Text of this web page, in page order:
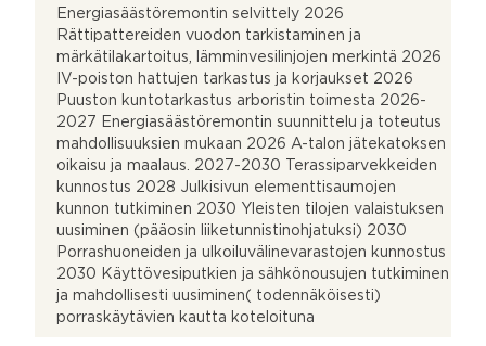
Energiasäästöremontin selvittely 2026
Rättipattereiden vuodon tarkistaminen ja
märkätilakartoitus, lämminvesilinjojen merkintä 2026
IV-poiston hattujen tarkastus ja korjaukset 2026
Puuston kuntotarkastus arboristin toimesta 2026-
2027 Energiasäästöremontin suunnittelu ja toteutus
mahdollisuuksien mukaan 2026 A-talon jätekatoksen
oikaisu ja maalaus. 2027-2030 Terassiparvekkeiden
kunnostus 2028 Julkisivun elementtisaumojen
kunnon tutkiminen 2030 Yleisten tilojen valaistuksen
uusiminen (pääosin liiketunnistinohjatuksi) 2030
Porrashuoneiden ja ulkoiluvälinevarastojen kunnostus
2030 Käyttövesiputkien ja sähkönousujen tutkiminen
ja mahdollisesti uusiminen( todennäköisesti)
porraskäytävien kautta koteloituna